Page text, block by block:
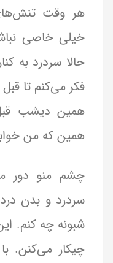
هر وقت
خیلی خاصی
حالا سردرد به
فکر می‌کنم تا
همین دیشب
همین که من
چشم منو دور
سردرد و بدن
شبونه چه کنم.
چیکار می‌کنن.